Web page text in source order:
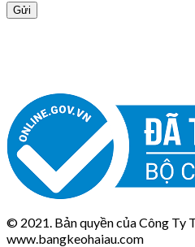
© 2021. Bản quyền của Công Ty
www.bangkeohaiau.com